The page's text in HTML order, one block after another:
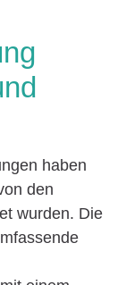
haben
den
wurden. Die